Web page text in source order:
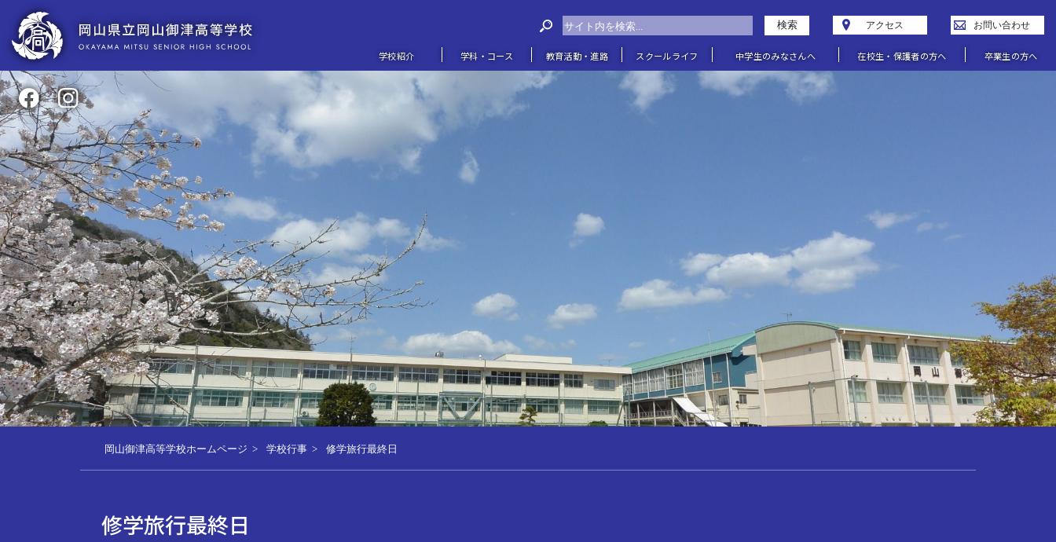
検索 アクセス お問い合わせ
学校紹介 学科・コース 教育活動・進路 スクールライフ 中学生のみなさんへ 在校生・保護者の方へ 卒業生の方へ
岡山御津高等学校ホームページ 学校行事 修学旅行最終日
修学旅行最終日